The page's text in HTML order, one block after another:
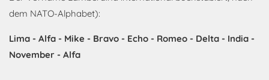
dem NATO-Alphabet):
Lima - Alfa - Mike - Bravo - Echo - Romeo - Delta - India -
November - Alfa